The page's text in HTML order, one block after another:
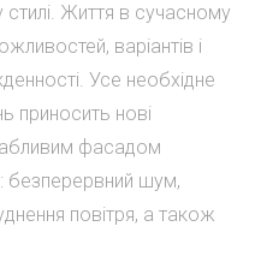
стилі. Життя в сучасному
варіантів і
Усе необхідне
приносить нові
фасадом
безперервний шум,
повітря, а також